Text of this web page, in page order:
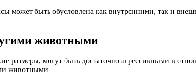
может быть обусловлена как внутренними, так и
животными
размеры, могут быть достаточно агрессивными в
животными.